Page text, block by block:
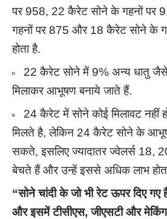
पर 958, 22 कैरेट सोने के गहनों पर
गहनों पर 875 और 18 कैरेट सोने के
होता है.
22 कैरेट सोने में 9% अन्य धातु जैसे
मिलाकर आभूषण बनाये जाते हैं.
24 कैरेट में सोने कोई मिलावट नहीं
मिलते है, लेकिन 24 कैरेट सोने के
सकते, इसलिए ज्यादातर ज्वेलर्स 18,
बेचते हैं और उन्हें इससे अधिक लाभ
“सोने चांदी के जो भी रेट ऊपर दिए गए
और इसमें टीसीएस, जीएसटी और मेकिंग